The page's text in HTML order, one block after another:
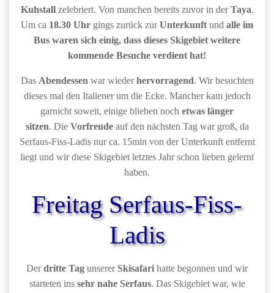
Kuhstallzelebriert. Von manchen bereits zuvor in derTaya.
Um ca 18.30 Uhr gings zurück zurUnterkunft und alle im
Bus waren sich einig, dass dieses Skigebiet weitere
kommende Besuche verdient hat!
Das Abendessen war wiederhervorragend. Wir besuchten
dieses mal den Italiener um die Ecke. Mancher kam jedoch
garnicht soweit, einige blieben noch etwas länger
sitzen. Die Vorfreudeauf den nächsten Tag war groß, da
Serfaus-Fiss-Ladis nur ca. 15min von der Unterkunft entfernt
liegt und wir diese Skigebiet letztes Jahr schon lieben gelernt
haben.
Freitag Serfaus-Fiss-
Ladis
Derdritte Tag unserer Skisafari hatte begonnen und wir
starteten ins sehr nahe Serfaus. Das Skigebiet war, wie